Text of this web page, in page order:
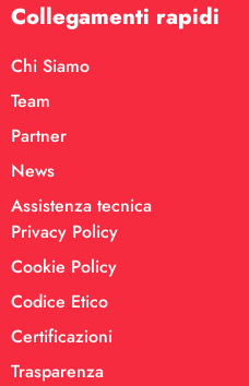
Collegamenti rapidi
Chi Siamo
Team
Partner
News
Assistenza tecnica
Privacy Policy
Cookie Policy
Codice Etico
Certificazioni
Trasparenza